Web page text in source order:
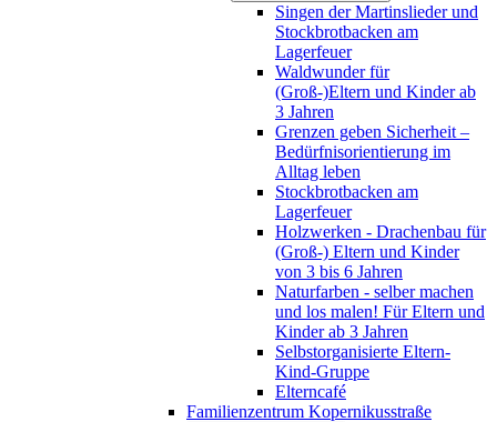
Singen der Martinslieder und
Stockbrotbacken am
Lagerfeuer
Waldwunder für
(Groß-)Eltern und Kinder ab
3 Jahren
Grenzen geben Sicherheit –
Bedürfnisorientierung im
Alltag leben
Stockbrotbacken am
Lagerfeuer
Holzwerken - Drachenbau für
(Groß-) Eltern und Kinder
von 3 bis 6 Jahren
Naturfarben - selber machen
und los malen! Für Eltern und
Kinder ab 3 Jahren
Selbstorganisierte Eltern-
Kind-Gruppe
Elterncafé
Familienzentrum Kopernikusstraße